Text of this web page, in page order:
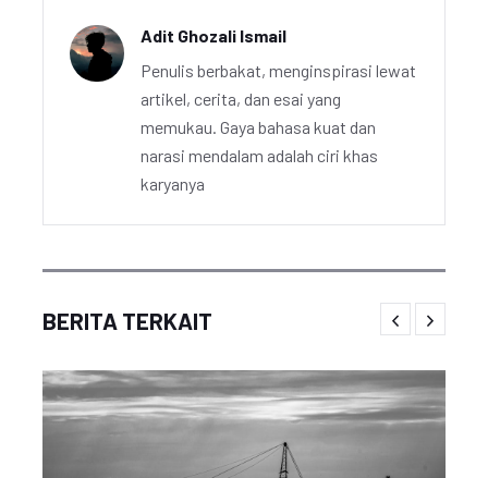
Adit Ghozali Ismail
Penulis berbakat, menginspirasi lewat
artikel, cerita, dan esai yang
memukau. Gaya bahasa kuat dan
narasi mendalam adalah ciri khas
karyanya
BERITA TERKAIT